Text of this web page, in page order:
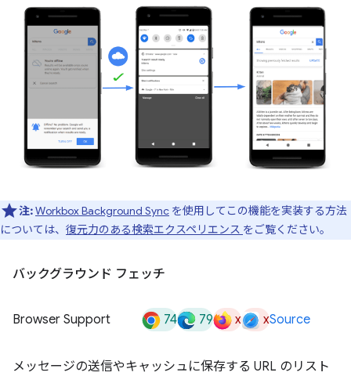
注:Workbox Background Sync を使用してこの機能を実装する方法
については、 復元力のある検索エクスペリエンス をご覧ください。
バックグラウンド フェッチ
Browser Support 74 79 x xSource
メッセージの送信やキャッシュに保存する URL のリスト